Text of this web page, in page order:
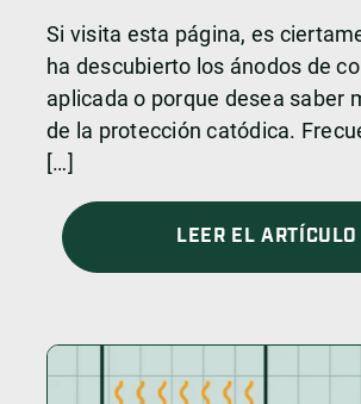
Si visita esta página, es
ha descubierto los ánodos de
aplicada o porque desea saber
de la protección catódica.
[…]
LEER EL ARTÍCULO